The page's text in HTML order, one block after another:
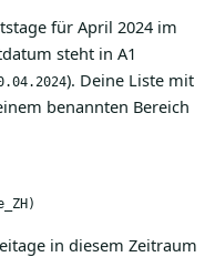
für April 2024 im
steht in A1
). Deine Liste mit
benannten Bereich
in diesem Zeitraum